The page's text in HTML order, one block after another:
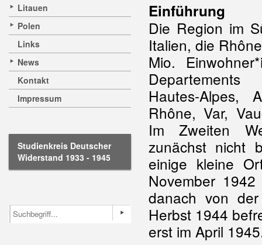
Litauen
Polen
Links
News
Kontakt
Impressum
Studienkreis Deutscher
Widerstand 1933 - 1945
Einführung
Die Region im
Italien, die
Mio.
Departements
Hautes-Alpes,
Rhône, Var,
Im Zweiten
zunächst nicht
einige kleine
November
danach von
Herbst 1944
erst im April